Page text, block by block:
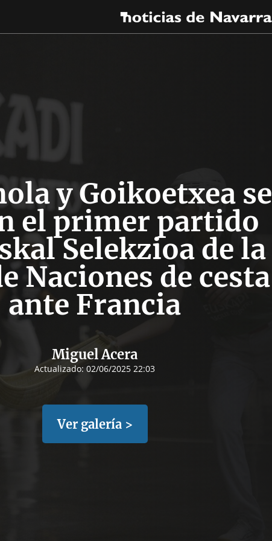
y Goikoetxea se
el primer partido
Selekzioa de la
Naciones de cesta
ante Francia
Miguel Acera
Actualizado: 02/06/2025 22:03
Ver galería >